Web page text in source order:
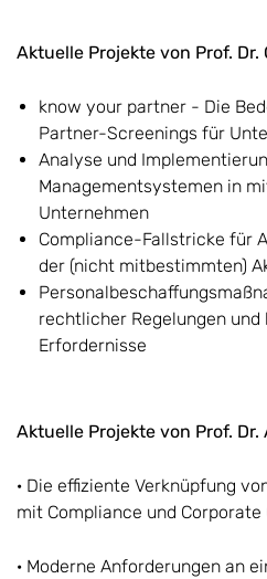
Aktuelle Projekte von Prof. Dr.
know your partner - Die
Partner-Screenings für
Analyse und
Managementsystemen in
Unternehmen
Compliance-Fallstricke für
der (nicht mitbestimmten)
rechtlicher Regelungen
Erfordernisse
Aktuelle Projekte von Prof. Dr.
· Die effiziente Verknüpfung
mit Compliance und Corporate
· Moderne Anforderungen an